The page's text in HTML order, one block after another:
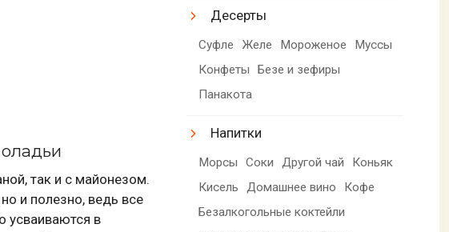
так и с майонезом.
и полезно, ведь все
усваиваются в
Десерты
Суфле Желе Мороженое
Муссы
Конфеты
Безе и зефиры
Панакота
Напитки
Морсы Соки Другой чай
Коньяк
Кисель
Домашнее вино
Кофе
Безалкогольные коктейли